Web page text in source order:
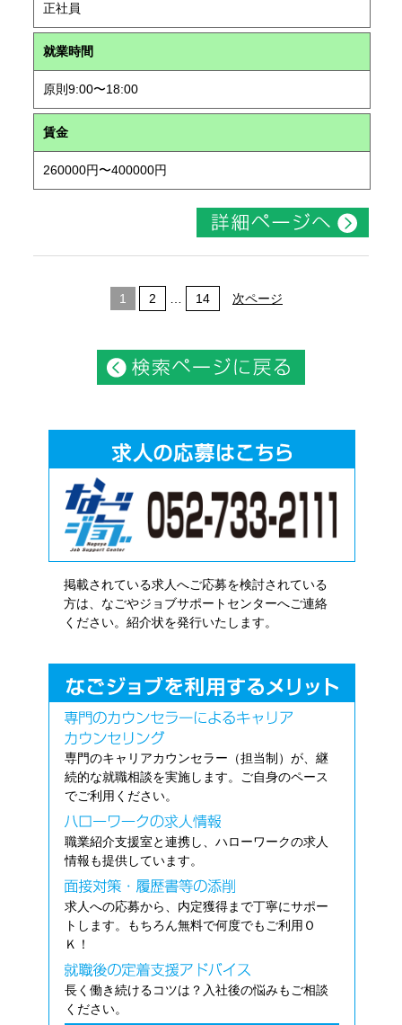
正社員
就業時間
原則9:00〜18:00
賃金
260000円〜400000円
1 2 14 次ページ
掲載されている求人へご応募を検討されている
方は、なごやジョブサポートセンターへご連絡
ください。紹介状を発行いたします。
専門のキャリアカウンセラー（担当制）が、継
続的な就職相談を実施します。ご自身のペース
でご利用ください。
職業紹介支援室と連携し、ハローワークの求人
情報も提供しています。
求人への応募から、内定獲得まで丁寧にサポー
トします。もちろん無料で何度でもご利用Ｏ
Ｋ！
長く働き続けるコツは？入社後の悩みもご相談
ください。